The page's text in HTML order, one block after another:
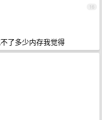
16
了多少内存我觉得